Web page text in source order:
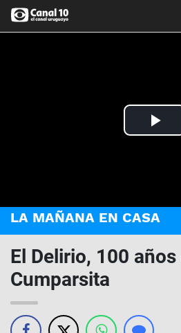
LA MAÑANA EN CASA
El Delirio, 100 años
Cumparsita